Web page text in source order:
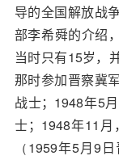
导的全国解放战
部李希舜的介绍
当时只有15岁，
那时参加晋察冀
战士； 1948年5
士； 1948年11 月
（1959年5月9